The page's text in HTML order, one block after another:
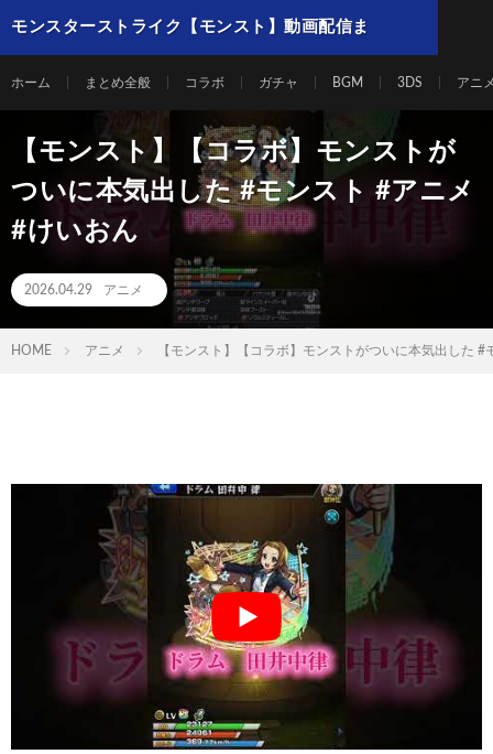
モンスターストライク【モンスト】動画配信ま
ホーム まとめ全般 コラボ ガチャ BGM 3DS アニ
【モンスト】【コラボ】モンストが
ついに本気出した #モンスト #アニメ
#けいおん
2026.04.29 アニメ
HOME アニメ 【モンスト】【コラボ】モンストがついに本気出した